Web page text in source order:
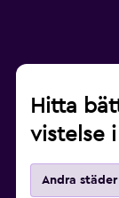
Hitta
vistelse
Andra städer